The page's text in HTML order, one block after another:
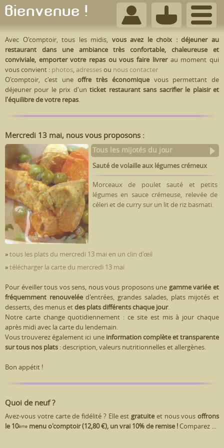
Bienvenue !
Avec O'comptoir, tous les midis, vous avez le choix : déjeuner au
restaurant dans une ambiance très confortable, chaleureuse et
conviviale, emporter votre repas ou vous faire livrerau moment qui
vous convient : photos, adresses ou nous contacter
O'comptoir, c'est uneoffre très économiquevous permettant de
déjeuner pour le prix d'unticket restaurant sans sacrifier le plaisir et
l'équilibre de votre repas.
Mercredi 13 mai, nous vous proposons :
Tous les mijotés du jour
Sauté de volaille aux légumes crémeux
Morceaux de poulet sauté et petits
légumes en sauce crémeuse, relevée de
céleri et de curry sur un lit de riz basmati.
» tous les plats du mercredi 13 mai en un clin d'œil
[13-MAI]
[13-MAI]
[13-MAI]
Tous les plats du mercredi 13 mai
Pas de sandwich aujourd'hui, désolé.
» la carte des sandwichs » les menus
Pas de grande salade aujourd'hui, désolé.
» la carte des grandes salades »les menus
Farfalle au pesto : 10,00 €
Pain de poisson à la fondue de poireaux : 10,00 €
Paupiette de veau, ratatouille et gratin dauphinois : 10,00 €
Poêlée ardéchoise : 10,00 €
Sauté de volaille aux légumes crémeux : 10,00 €
Tomate farcie : 10,00 €
»la carte des mijotés
» télécharger la carte du mercredi 13 mai
Carte des plats : mijotés et grandes salades
Carte des entrées + plats + desserts
» personnaliser votre carte du jour
Pour éveiller tous vos sens, nous vous proposons une gamme variée et
fréquemment renouveléed'entrées, grandes salades, plats mijotés et
desserts, des menus et des plats différents chaque jour.
Notre carte change quotidiennement : ce site est mis à jour chaque
après midi avec la carte du lendemain.
Vous trouverez également ici une information complète et transparente
sur tous nos plats : description, valeurs nutritionnelles et allergènes.
Bon appétit !
Quoi de neuf ?
Avez-vous votre carte de fidélité ? Elle est gratuite et nous vous offrons
le 10ème menu o'comptoir (12,80 €), un vrai 10% de remise ! Comparez ...